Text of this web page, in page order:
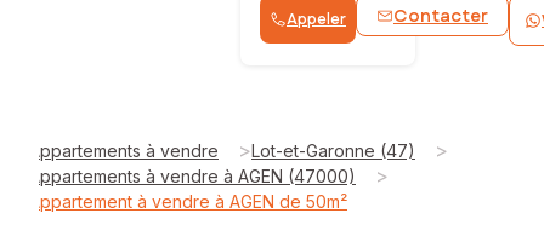
Appeler Contacter
Appartements à vendre >Lot-et-Garonne (47) >
Appartements à vendre à AGEN (47000) >
Appartement à vendre à AGEN de 50m²